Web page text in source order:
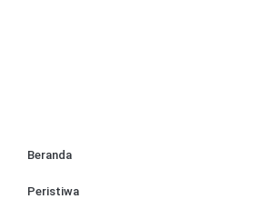
Beranda
Peristiwa